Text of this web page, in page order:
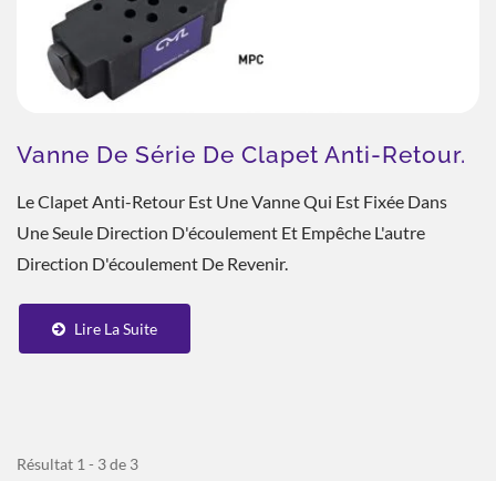
Vanne De Série De Clapet Anti-Retour.
Le Clapet Anti-Retour Est Une Vanne Qui Est Fixée Dans
Une Seule Direction D'écoulement Et Empêche L'autre
Direction D'écoulement De Revenir.
Lire La Suite
Résultat 1 - 3 de 3